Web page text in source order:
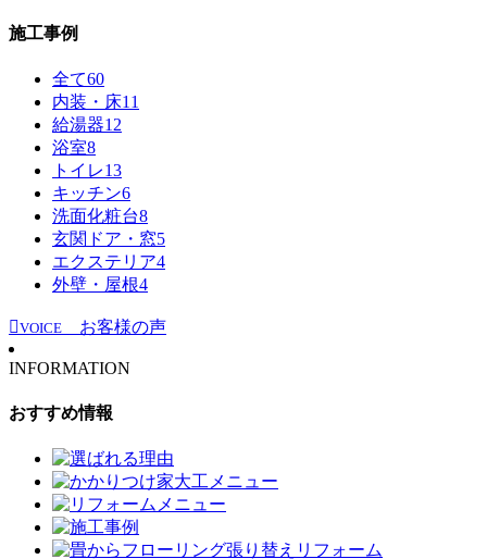
施工事例
全て60
内装・床11
給湯器12
浴室8
トイレ13
キッチン6
洗面化粧台8
玄関ドア・窓5
エクステリア4
外壁・屋根4
VOICE お客様の声
INFORMATION
おすすめ情報